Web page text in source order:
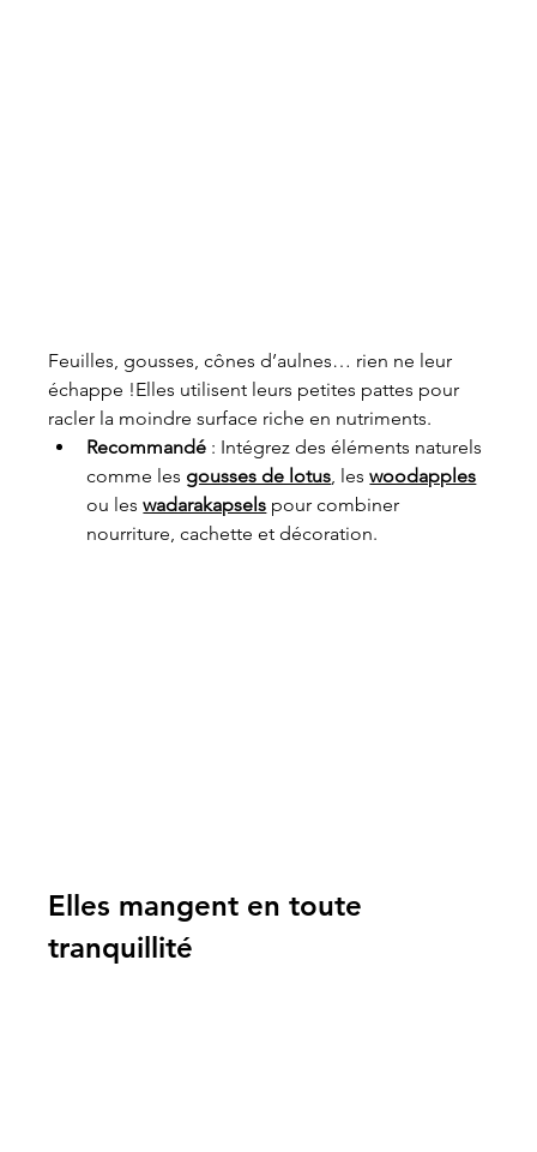
Feuilles, gousses, cônes d’aulnes… rien ne leur
échappe !Elles utilisent leurs petites pattes pour
racler la moindre surface riche en nutriments.
Recommandé : Intégrez des éléments naturels
comme les gousses de lotus, les woodapples
ou les wadarakapsels pour combiner
nourriture, cachette et décoration.
Elles mangent en toute
tranquillité